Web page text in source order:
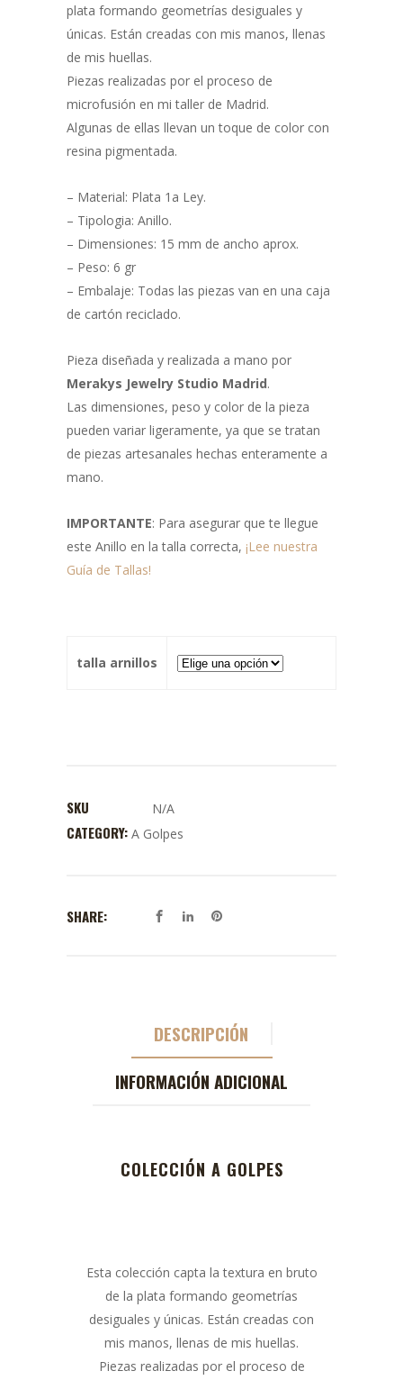
plata formando geometrías desiguales y
únicas. Están creadas con mis manos, llenas
de mis huellas.
Piezas realizadas por el proceso de
microfusión en mi taller de Madrid.
Algunas de ellas llevan un toque de color con
resina pigmentada.
– Material: Plata 1a Ley.
– Tipologia: Anillo.
– Dimensiones: 15 mm de ancho aprox.
– Peso: 6 gr
– Embalaje: Todas las piezas van en una caja
de cartón reciclado.
Pieza diseñada y realizada a mano por
Merakys Jewelry Studio Madrid.
Las dimensiones, peso y color de la pieza
pueden variar ligeramente, ya que se tratan
de piezas artesanales hechas enteramente a
mano.
IMPORTANTE: Para asegurar que te llegue
este Anillo en la talla correcta, ¡Lee nuestra
Guía de Tallas!
talla arnillos
SKU N/A
CATEGORY: A Golpes
SHARE:
DESCRIPCIÓN
INFORMACIÓN ADICIONAL
COLECCIÓN A GOLPES
Esta colección capta la textura en bruto
de la plata formando geometrías
desiguales y únicas. Están creadas con
mis manos, llenas de mis huellas.
Piezas realizadas por el proceso de